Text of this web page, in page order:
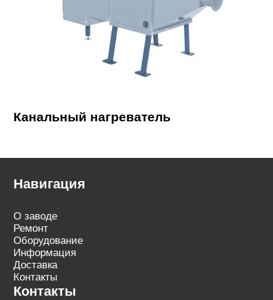
Канальный нагреватель
Навигация
О заводе
Ремонт
Оборудование
Информация
Доставка
Контакты
Контакты